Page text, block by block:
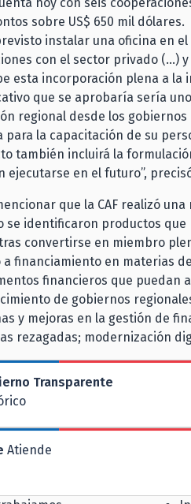
sobre US$ 650 mil dólares.
instalar una oficina en
con el sector privado (…)
esta incorporación plena a la
que se aprobaría sería
regional desde los
para la capacitación de su
también incluirá la
ejecutarse en el futuro”,
que la CAF realizó
se identificaron productos
convertirse en miembro
a financiamiento en materias
financieros que puedan
de gobiernos
y mejoras en la gestión de
rezagadas; modernización
Transparente
Atiende